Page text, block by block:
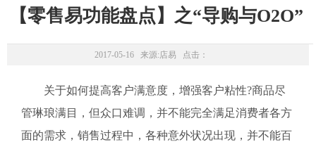
【零售易功能盘点】之“导购与O2O”
2017-05-16 来源:店易 点击：
关于如何提高客户满意度，增强客户粘性?商品尽
管琳琅满目，但众口难调，并不能完全满足消费者各方
面的需求，销售过程中，各种意外状况出现，并不能百